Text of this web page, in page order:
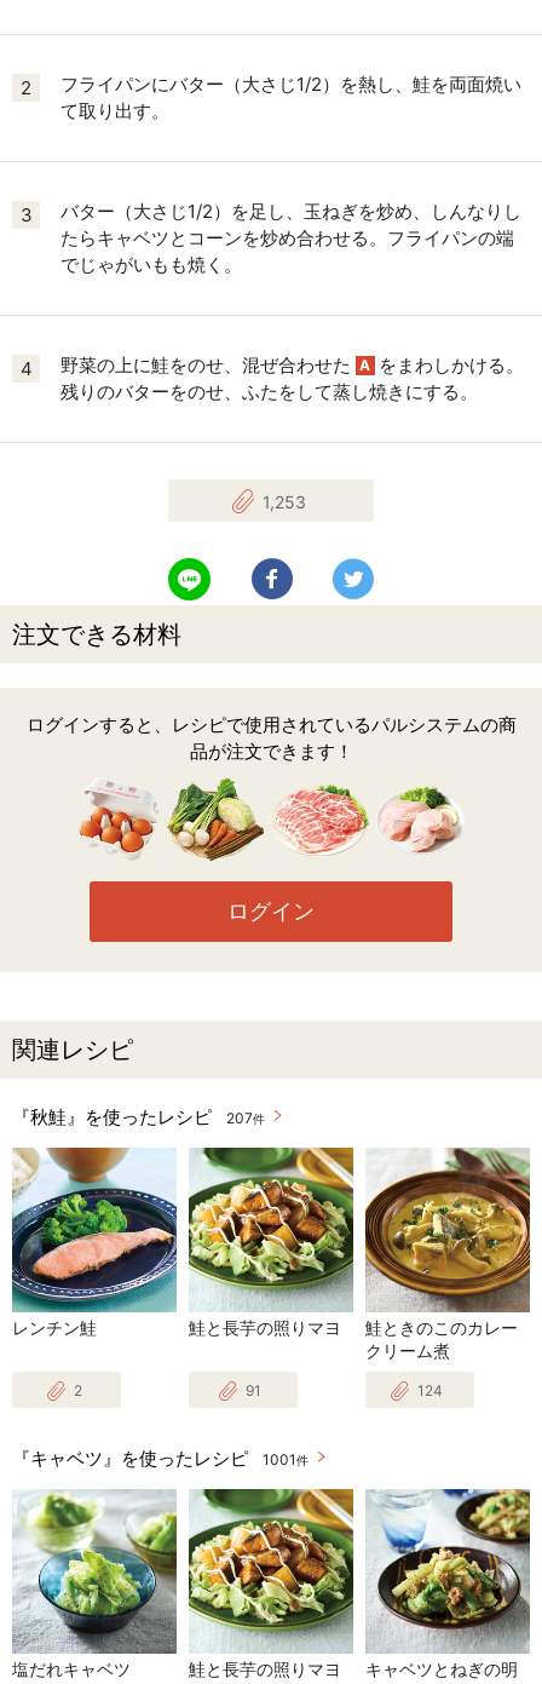
2
フライパンにバター（大さじ1/2）を熱し、鮭を両面焼い
て取り出す。
3
バター（大さじ1/2）を足し、玉ねぎを炒め、しんなりし
たらキャベツとコーンを炒め合わせる。フライパンの端
でじゃがいもも焼く。
4 野菜の上に鮭をのせ、混ぜ合わせた A をまわしかける。
残りのバターをのせ、ふたをして蒸し焼きにする。
1,253
LINEで送る Facebookでシェアする
注文できる材料
ログインすると、レシピで使用されているパルシステムの商
品が注文できます！
ログイン
関連レシピ
『秋鮭』を使ったレシピ 207件
レンチン鮭
2
鮭と長芋の照りマヨ
91
鮭ときのこのカレー
クリーム煮
124
『キャベツ』を使ったレシピ 1001 件
塩だれキャベツ 鮭と長芋の照りマヨ
キャベツとねぎの明